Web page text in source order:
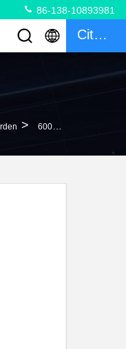
86-138-10893981
Citaat
> 600 Mm-1000 Mm Hoogte Roestvrij Staal Afneembare Bollarden